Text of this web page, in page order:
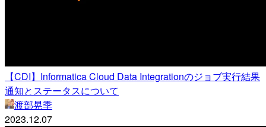
【CDI】Informatica Cloud Data Integrationのジョブ実行結果
通知とステータスについて
渡部晃季
2023.12.07